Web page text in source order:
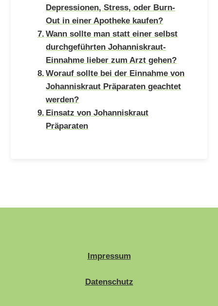
Depressionen, Stress, oder Burn-
Out in einer Apotheke kaufen?
Wann sollte man statt einer selbst
durchgeführten Johanniskraut-
Einnahme lieber zum Arzt gehen?
Worauf sollte bei der Einnahme von
Johanniskraut Präparaten geachtet
werden?
Einsatz von Johanniskraut
Präparaten
Impressum
Datenschutz